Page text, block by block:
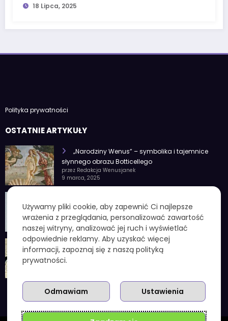
18 Lipca, 2025
Polityka prywatności
OSTATNIE ARTYKUŁY
„Narodziny Wenus” – symbolika i tajemnice
słynnego obrazu Botticellego
przez Redakcja Wenusjanek
9 marca, 2025
cechy osobowości
przez Redakcja Wenusjanek
4 lutego, 2025
1 kuna ile to zł – aktualny przelicznik, koniec
chorwackiej waluty i praktyczne wskazówki
przez Redakcja Wenusjanek
Używamy pliki cookie, aby zapewnić Ci najlepsze
wrażenia z przeglądania, personalizować zawartość
naszej witryny, analizować jej ruch i wyświetlać
odpowiednie reklamy. Aby uzyskać więcej
informacji, zapoznaj się z naszą polityką
prywatności.
Ustawienia
Odmawiam